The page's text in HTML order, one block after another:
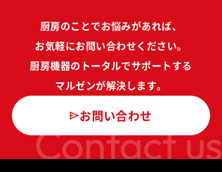
Contact us
厨房のことでお悩みがあれば、
お気軽にお問い合わせください。
厨房機器のトータルでサポートする
マルゼンが解決します。
お問い合わせ